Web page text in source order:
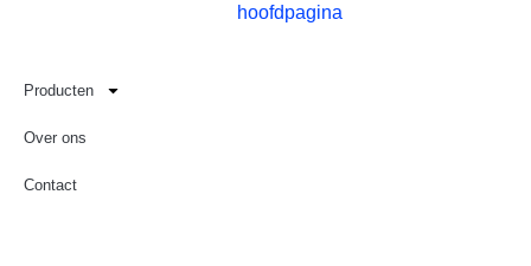
Producten
Over ons
Contact